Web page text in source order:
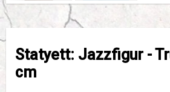
Statyett: Jazzfigur -
cm